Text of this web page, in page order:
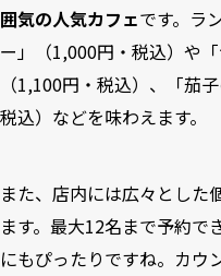
囲気の人気カフェです。ラ
ー」（1,000円・税込）や
（1,100円・税込）、「茄
税込）などを味わえます。
また、店内には広々とした
ます。最大12名まで予約で
にもぴったりですね。カウ